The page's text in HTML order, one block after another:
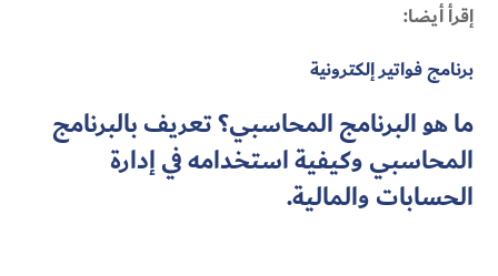
إقرأ أيضا:
برنامج فواتير إلكترونية
ما هو البرنامج المحاسبي؟ تعريف بالبرنامج
المحاسبي وكيفية استخدامه في إدارة
الحسابات والمالية.